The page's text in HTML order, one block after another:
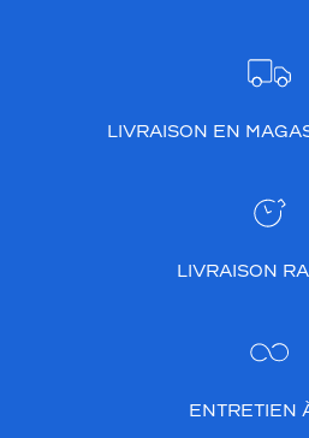
LIVRAISON EN
LIVRAISON
ENTRETIEN